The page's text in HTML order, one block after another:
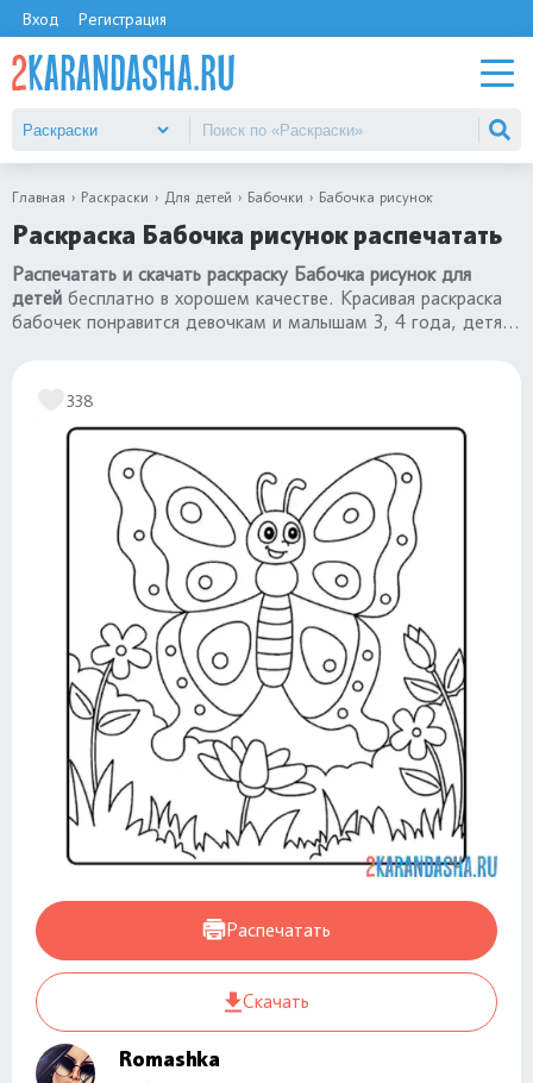
Вход Регистрация
Главная Раскраски Для детей Бабочки Бабочка рисунок
Раскраска Бабочка рисунок распечатать
Распечатать и скачать раскраску Бабочка рисунок для
детей бесплатно в хорошем качестве. Красивая раскраска
бабочек понравится девочкам и малышам 3, 4 года, детям
338
Распечатать
Скачать
Romashka